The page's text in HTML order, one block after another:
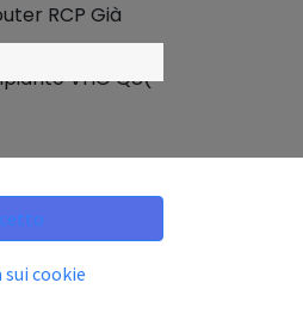
RCP Già
VHO Q8(
cookie